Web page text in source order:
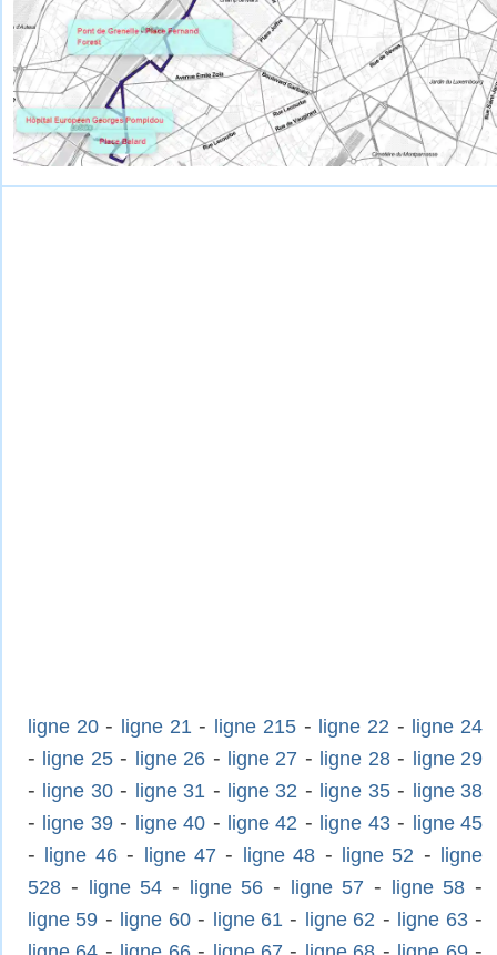
ligne 20- ligne 21 - ligne 215- ligne 22 - ligne 24
- ligne 25- ligne 26 - ligne 27 - ligne 28- ligne 29
- ligne 30- ligne 31 - ligne 32 - ligne 35- ligne 38
- ligne 39- ligne 40 - ligne 42 - ligne 43- ligne 45
- ligne 46- ligne 47 - ligne 48 - ligne 52 - ligne
528- ligne 54- ligne 56 - ligne 57 - ligne 58 -
ligne 59 - ligne 60- ligne 61 - ligne 62 - ligne 63-